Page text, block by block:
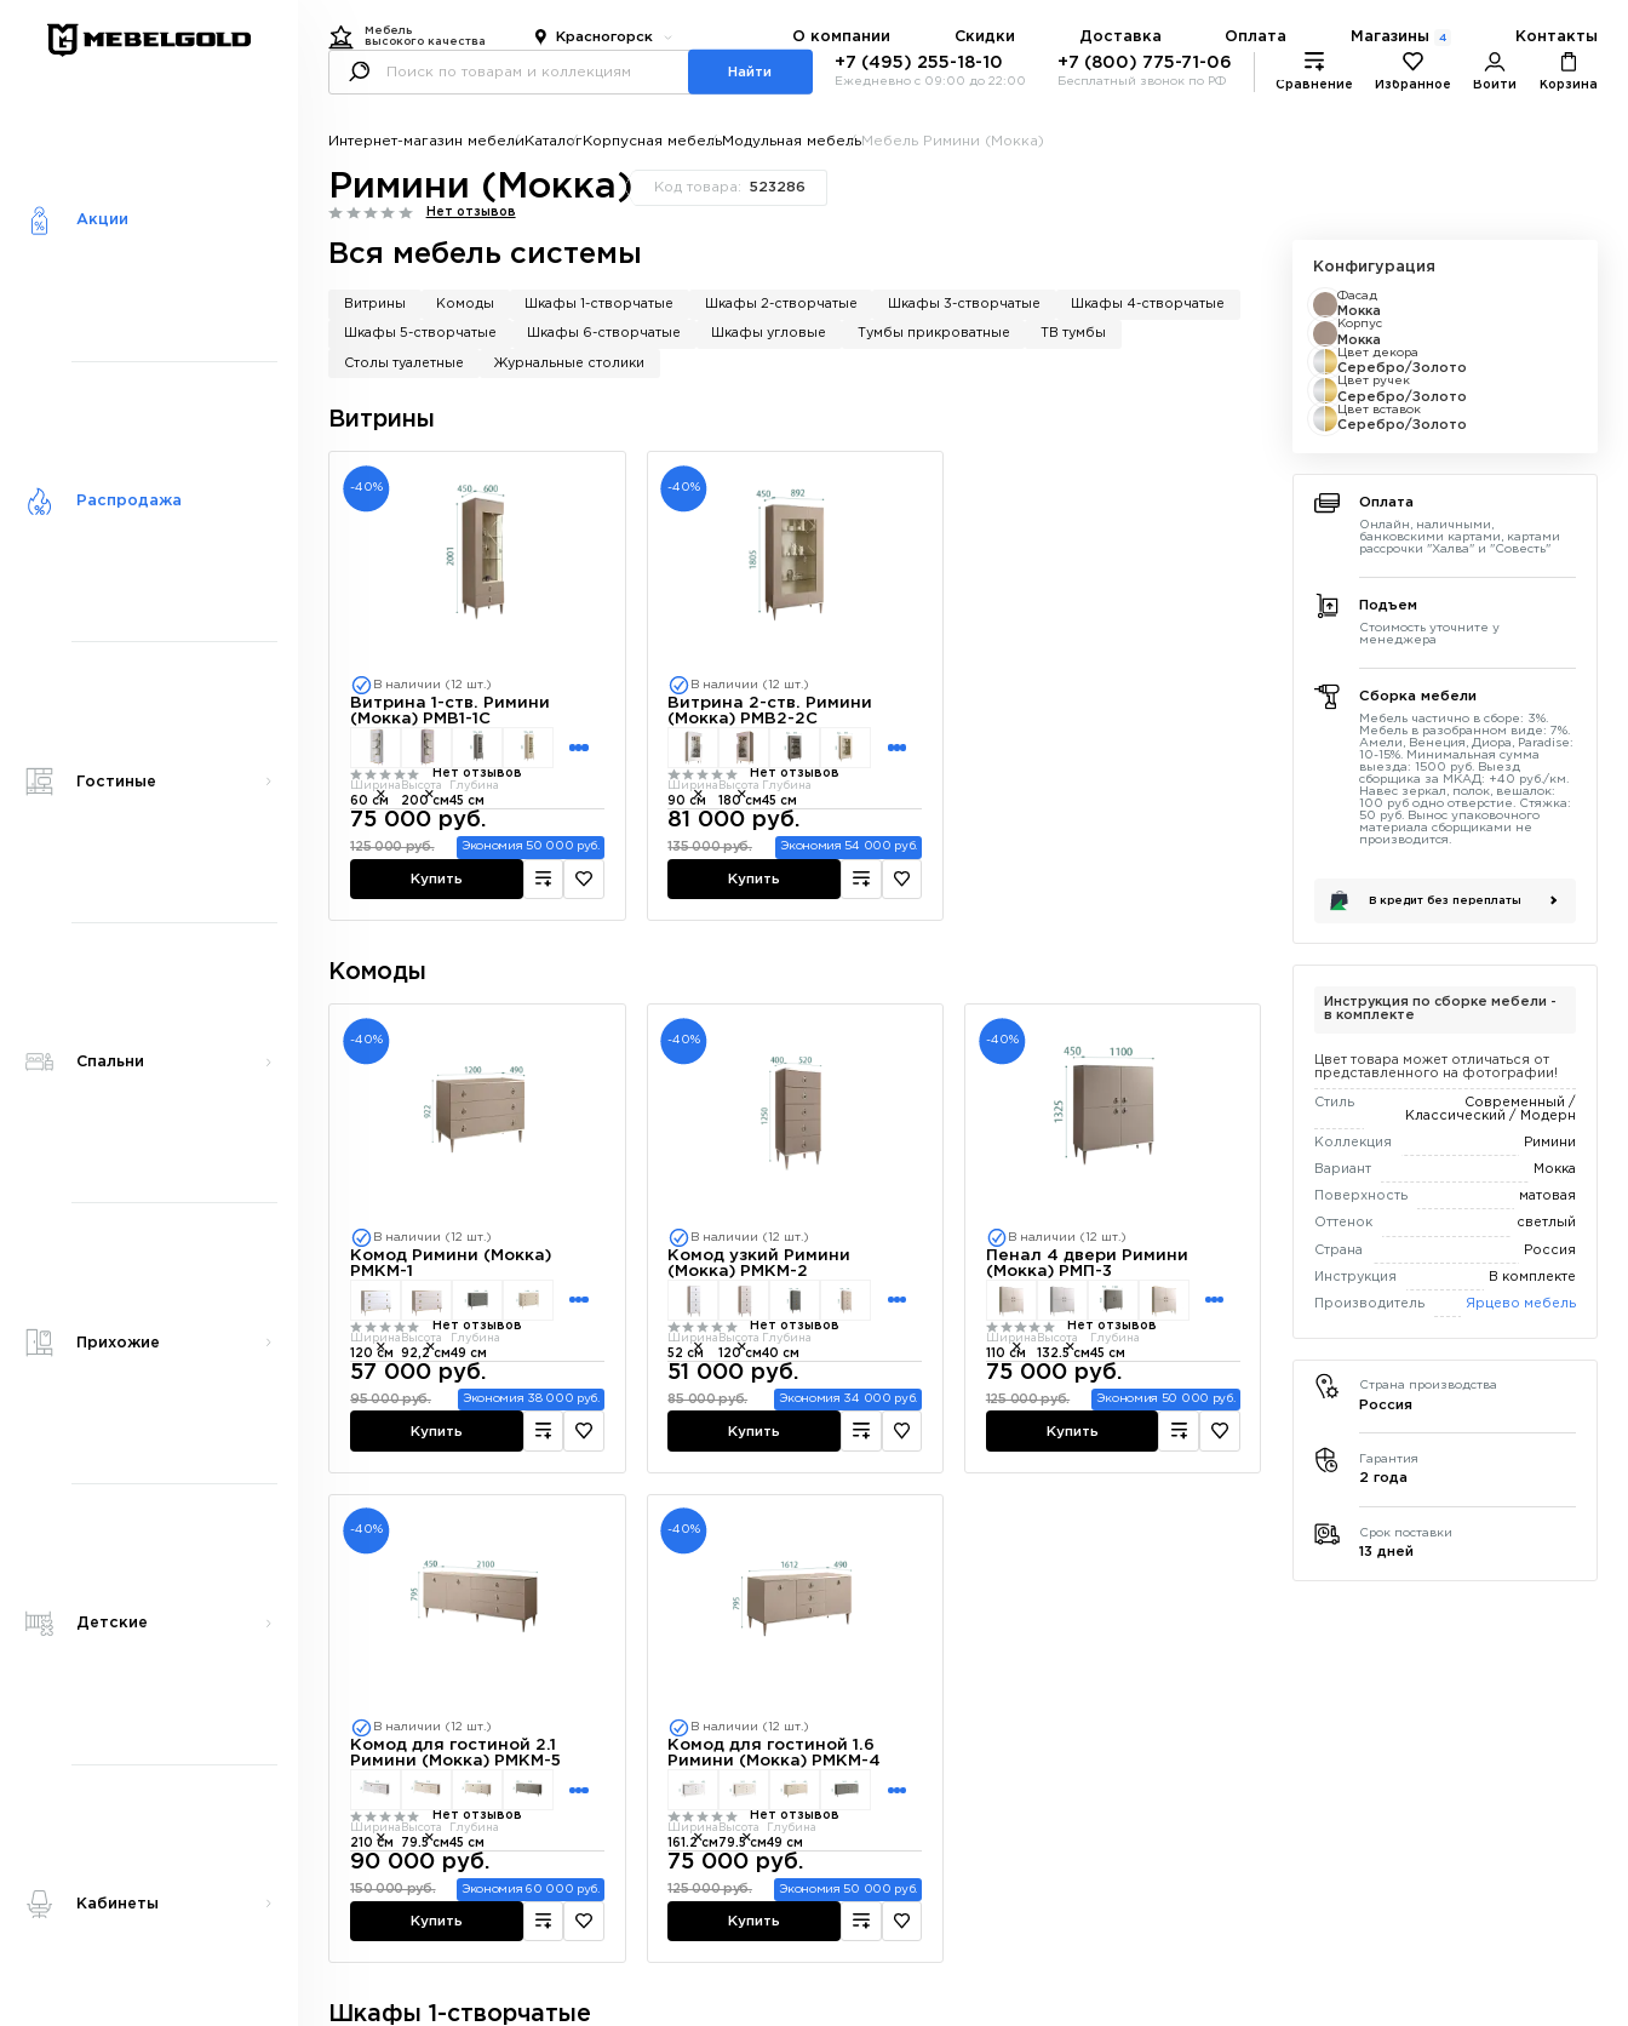
Акции
Распродажа
Гостиные
Спальни
Прихожие
Детские
Кабинеты
Мебель
высокого качества
Красногорск О компании Скидки Доставка Оплата Магазины 4 Контакты
Найти
+7 (495) 255-18-10
Ежедневно с 09:00 до 22:00
+7 (800) 775-71-06
Бесплатный звонок по РФ Сравнение Избранное Войти Корзина
Интернет-магазин мебели КаталогКорпусная мебельМодульная мебельМебель Римини (Мокка)
Римини (Мокка) Код товара: 523286
Нет отзывов
Вся мебель системы
Витрины Комоды Шкафы 1-створчатые Шкафы 2-створчатые Шкафы 3-створчатые Шкафы 4-створчатые
Шкафы 5-створчатые Шкафы 6-створчатые Шкафы угловые Тумбы прикроватные ТВ тумбы
Столы туалетные Журнальные столики
Витрины
-40%
В наличии (12 шт.)
Витрина 1-ств. Римини
(Мокка) РМВ1-1С
Нет отзывов
Ширина
60 см
Высота
200 см
Глубина
45 см
75 000 руб.
125 000 руб. Экономия 50 000 руб.
Купить
-40%
В наличии (12 шт.)
Витрина 2-ств. Римини
(Мокка) РМВ2-2С
Нет отзывов
Ширина
90 см
Высота
180 см
Глубина
45 см
81 000 руб.
135 000 руб. Экономия 54 000 руб.
Купить
Комоды
-40%
В наличии (12 шт.)
Комод Римини (Мокка)
РМКМ-1
Нет отзывов
Ширина
120 см
Высота
92,2 см
Глубина
49 см
57 000 руб.
95 000 руб. Экономия 38 000 руб.
Купить
-40%
В наличии (12 шт.)
Комод узкий Римини
(Мокка) РМКМ-2
Нет отзывов
Ширина
52 см
Высота
120 см
Глубина
40 см
51 000 руб.
85 000 руб. Экономия 34 000 руб.
Купить
-40%
В наличии (12 шт.)
Пенал 4 двери Римини
(Мокка) РМП-3
Нет отзывов
Ширина
110 см
Высота
132.5 см
Глубина
45 см
75 000 руб.
125 000 руб. Экономия 50 000 руб.
Купить
-40%
В наличии (12 шт.)
Комод для гостиной 2.1
Римини (Мокка) РМКМ-5
Нет отзывов
Ширина
210 см
Высота
79.5 см
Глубина
45 см
90 000 руб.
150 000 руб. Экономия 60 000 руб.
Купить
-40%
В наличии (12 шт.)
Комод для гостиной 1.6
Римини (Мокка) РМКМ-4
Нет отзывов
Ширина
161.2 см
Высота
79.5 см
Глубина
49 см
75 000 руб.
125 000 руб. Экономия 50 000 руб.
Купить
Шкафы 1-створчатые
Конфигурация
Фасад
Мокка
Корпус
Мокка
Цвет декора
Серебро/Золото
Цвет ручек
Серебро/Золото
Цвет вставок
Серебро/Золото
Оплата
Онлайн, наличными,
банковскими картами, картами
рассрочки "Халва" и "Совесть"
Подъем
Стоимость уточните у
менеджера
Сборка мебели
Мебель частично в сборе: 3%.
Мебель в разобранном виде: 7%.
Амели, Венеция, Диора, Paradise:
10-15%. Минимальная сумма
выезда: 1500 руб. Выезд
сборщика за МКАД: +40 руб./км.
Навес зеркал, полок, вешалок:
100 руб одно отверстие. Стяжка:
50 руб. Вынос упаковочного
материала сборщиками не
производится.
В кредит без переплаты
Инструкция по сборке мебели -
в комплекте
Цвет товара может отличаться от
представленного на фотографии!
Стиль
Современный /
Классический / Модерн
Коллекция Римини
Вариант Мокка
Поверхность матовая
Оттенок светлый
Страна Россия
Инструкция В комплекте
Производитель Ярцево мебель
Страна производства
Россия
Гарантия
2 года
Срок поставки
13 дней